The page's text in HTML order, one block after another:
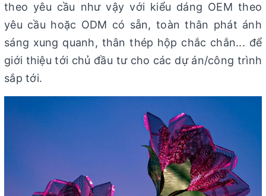
theo yêu cầu như vậy với kiểu dáng OEM theo
yêu cầu hoặc ODM có sẵn, toàn thân phát ánh
sáng xung quanh, thân thép hộp chắc chắn... để
giới thiệu tới chủ đầu tư cho các dự án/công trình
sắp tới.